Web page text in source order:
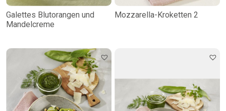
Galettes Blutorangen und
Mandelcreme
Mozzarella-Kroketten 2